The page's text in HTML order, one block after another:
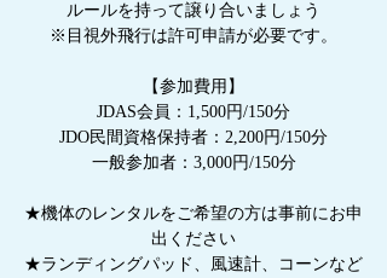
ルールを持って譲り合いましょう
※目視外飛行は許可申請が必要です。
【参加費用】
JDAS会員：1,500円/150分
JDO民間資格保持者：2,200円/150分
一般参加者：3,000円/150分
★機体のレンタルをご希望の方は事前にお申
出ください
★ランディングパッド、風速計、コーンなど